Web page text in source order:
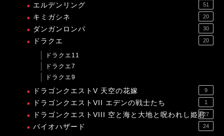
エルデンリング 51
キミガシネ 20
ダンガンロンパ 30
ドラクエ 20
ドラクエ11
ドラクエ7
ドラクエ9
ドラゴンクエストV 天空の花嫁 9
ドラゴンクエストVII エデンの戦士たち 1
ドラゴンクエストVIII 空と海と大地と呪われし姫君27
バイオハザード 24